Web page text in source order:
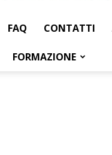
Federazione
FAQ CONTATTI
FORMAZIONE